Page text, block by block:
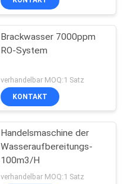
Brackwasser 7000ppm
RO-System
verhandelbar MOQ:1 Satz
KONTAKT
Handelsmaschine der
Wasseraufbereitungs-
100m3/H
verhandelbar MOQ:1 Satz